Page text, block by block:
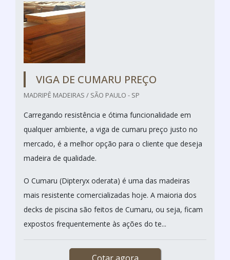
VIGA DE CUMARU PREÇO
MADRIPÊ MADEIRAS / SÃO PAULO - SP
Carregando resistência e ótima funcionalidade em
qualquer ambiente, a viga de cumaru preço justo no
mercado, é a melhor opção para o cliente que deseja
madeira de qualidade.
O Cumaru (Dipteryx oderata) é uma das madeiras
mais resistente comercializadas hoje. A maioria dos
decks de piscina são feitos de Cumaru, ou seja, ficam
expostos frequentemente às ações do te...
Cotar agora